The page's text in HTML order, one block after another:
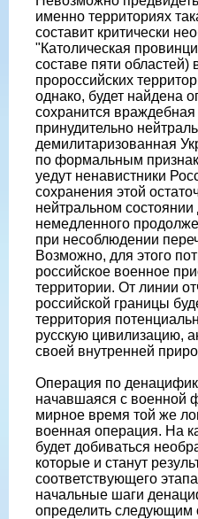
именно территориях
составит критически
"Католическая
составе пяти областей)
пророссийских
однако, будет найдена
сохранится
принудительно
демилитаризованная
по формальным
уедут ненавистники
сохранения этой
нейтральном
немедленного
при несоблюдении
Возможно, для этого
российское военное
территории. От линии
российской границы
территория
русскую цивилизацию,
своей внутренней
Операция по
начавшаяся с военной
мирное время той же
военная операция. На
будет добиваться
которые и станут
соответствующего
начальные шаги
определить следующим